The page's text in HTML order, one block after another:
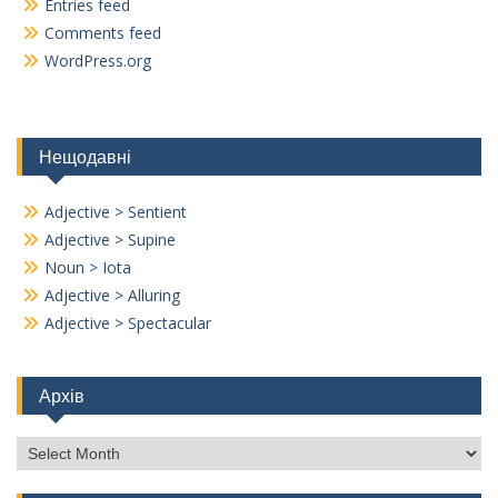
Entries feed
Comments feed
WordPress.org
Нещодавні
Adjective > Sentient
Adjective > Supine
Noun > Iota
Adjective > Alluring
Adjective > Spectacular
Архів
Архів